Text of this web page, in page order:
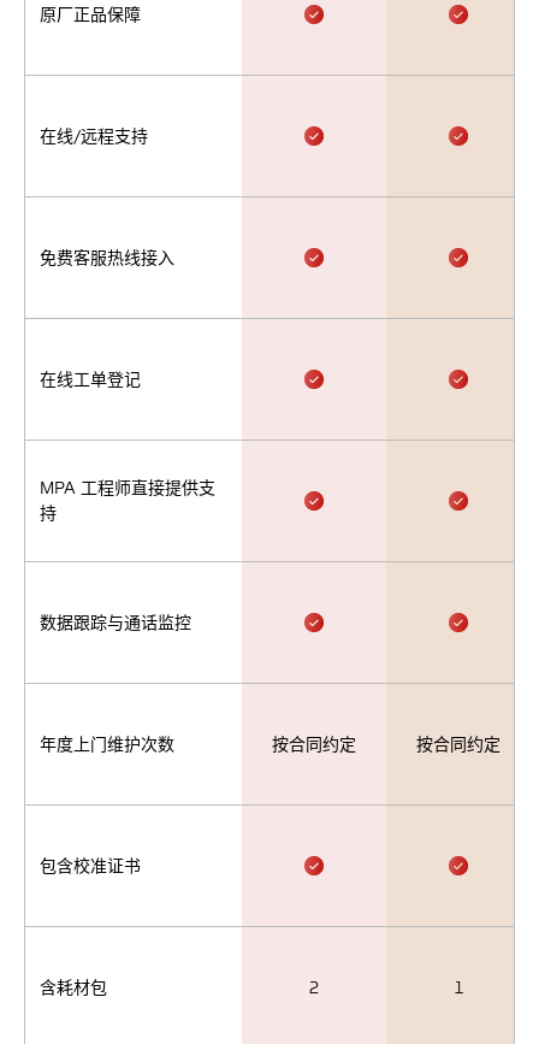
原厂正品保障
在线/远程支持
免费客服热线接入
在线工单登记
MPA 工程师直接提供支
持
数据跟踪与通话监控
年度上门维护次数 按合同约定 按合同约定
包含校准证书
含耗材包 2 1